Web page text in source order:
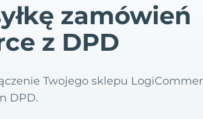
zamówień
z DPD
Twojego sklepu
DPD.